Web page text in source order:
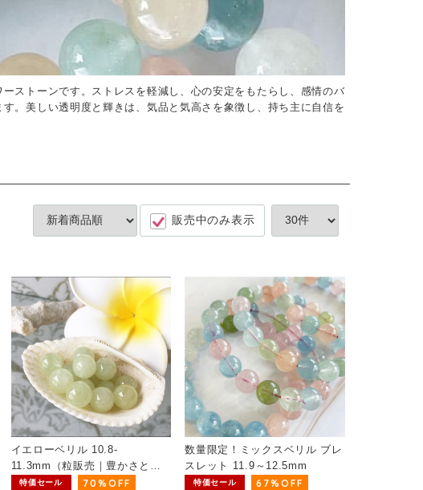
ストーンです。ストレスを軽減し、心の安定をもたらし、感情のバ
。美しい透明度と輝きは、気品と気高さを象徴し、持ち主に自信を
販売中のみ表示
イエローベリル 10.8-
11.3mm（粒販売｜豊かさと繁
栄を引き寄せる）
特価セール 70%OFF
数量限定！ミックスベリル ブレ
スレット 11.9～12.5mm
特価セール 67%OFF